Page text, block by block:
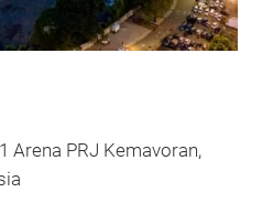
Arena PRJ Kemavoran,